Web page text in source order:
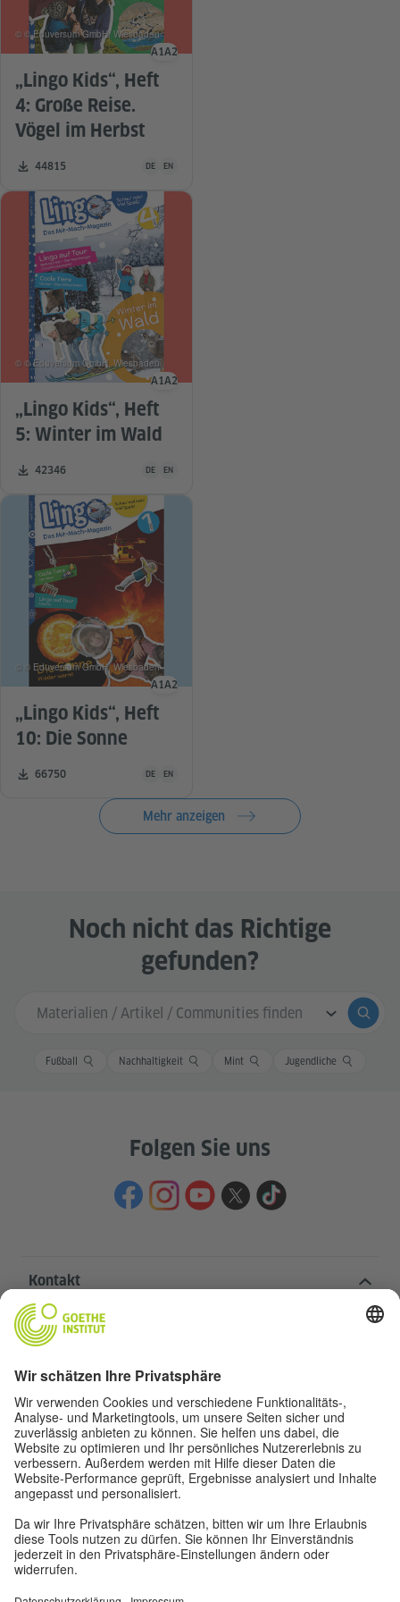
„Lingo Kids“, Heft
4: Große Reise.
Vögel im Herbst
Zahl der Downloads:
44815 Unterrichtsmaterial ist in folgenden Sprachen
DE EN
© © Eduversum GmbH, Wiesbaden
Sprachniveau
A1A2
„Lingo Kids“, Heft
5: Winter im Wald
Zahl der Downloads:
42346 Unterrichtsmaterial ist in folgenden Sprachen
DE EN
© © Eduversum GmbH, Wiesbaden
Sprachniveau
A1A2
„Lingo Kids“, Heft
10: Die Sonne
Zahl der Downloads:
66750 Unterrichtsmaterial ist in folgenden Sprachen
DE EN
© © Eduversum GmbH, Wiesbaden
Sprachniveau
A1A2
Mehr anzeigen
Noch nicht das Richtige
gefunden?
Sucheingabe
Fußball Nachhaltigkeit Mint Jugendliche
Folgen Sie uns
Kontakt
Goethe-Institut Zentrale
Oskar von Miller-Ring 18
80333 München
deutschstunde@goethe.de
Hilfreiche Links
Weitere Websites
Datenschutz und Barrierefreiheit